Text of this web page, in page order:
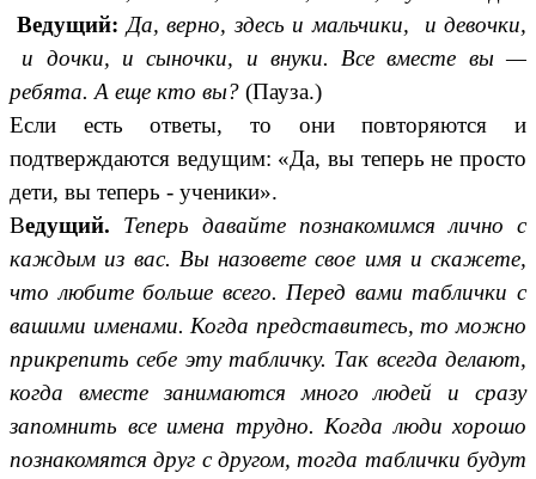
Ведущий: Да, верно, здесь и мальчики, и девочки,
и дочки, и сыночки, и внуки. Все вместе вы —
ребята. А еще кто вы? (Пауза.)
Если есть ответы, то они повторяются и
подтверждаются ведущим: «Да, вы теперь не просто
дети, вы теперь - ученики».
Ведущий.
Теперь давайте познакомимся лично с
каждым из вас. Вы назовете свое имя и скажете,
что любите больше всего. Перед вами таблички с
вашими именами. Когда представитесь, то можно
прикрепить себе эту табличку. Так всегда делают,
когда вместе занимаются много людей и сразу
запомнить все имена трудно. Когда люди хорошо
познакомятся друг с другом, тогда таблички будут